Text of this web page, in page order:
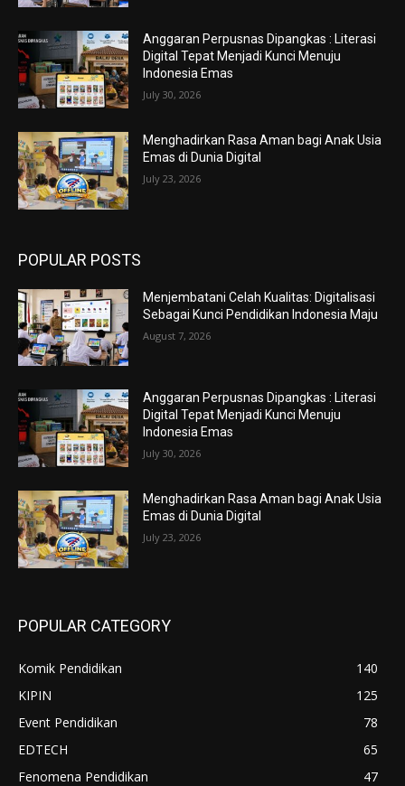
Anggaran Perpusnas Dipangkas : Literasi
Digital Tepat Menjadi Kunci Menuju
Indonesia Emas
July 30, 2026
Menghadirkan Rasa Aman bagi Anak Usia
Emas di Dunia Digital
July 23, 2026
POPULAR POSTS
Menjembatani Celah Kualitas: Digitalisasi
Sebagai Kunci Pendidikan Indonesia Maju
August 7, 2026
Anggaran Perpusnas Dipangkas : Literasi
Digital Tepat Menjadi Kunci Menuju
Indonesia Emas
July 30, 2026
Menghadirkan Rasa Aman bagi Anak Usia
Emas di Dunia Digital
July 23, 2026
POPULAR CATEGORY
Komik Pendidikan
140
KIPIN
125
Event Pendidikan
78
EDTECH
65
Fenomena Pendidikan
47